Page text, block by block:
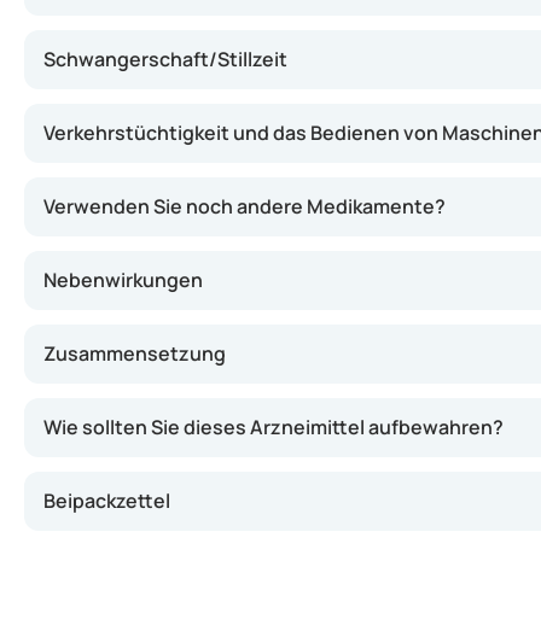
Schwangerschaft/Stillzeit
Verkehrstüchtigkeit und das Bedienen von
Verwenden Sie noch andere Medikamente?
Nebenwirkungen
Zusammensetzung
Wie sollten Sie dieses Arzneimittel aufbewahren?
Beipackzettel